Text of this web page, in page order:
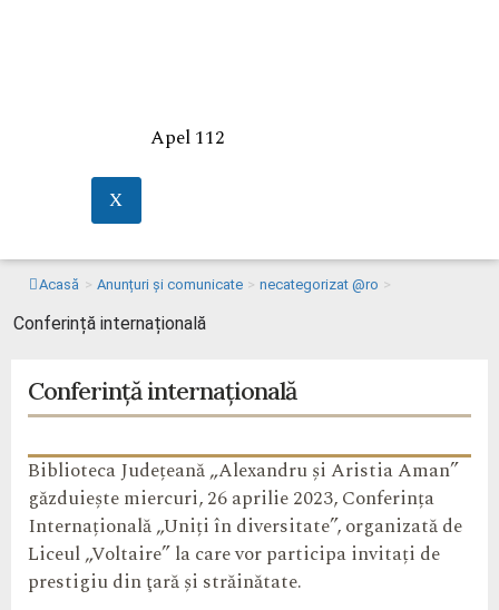
Apel 112
X
Acasă > Anunțuri și comunicate > necategorizat @ro >
Conferință internațională
Conferință internațională
Biblioteca Județeană „Alexandru și Aristia Aman”
găzduiește miercuri, 26 aprilie 2023, Conferința
Internațională „Uniți în diversitate”, organizată de
Liceul „Voltaire” la care vor participa invitați de
prestigiu din ţară și străinătate.